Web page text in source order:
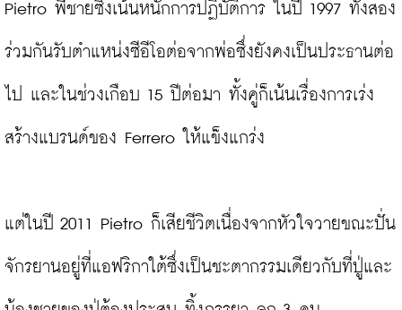
Pietro พี่ชายซึ่งเน้นหนักการปฏิบัติการ ในปี 1997 ทั้งสอง
ร่วมกันรับตำแหน่งซีอีโอต่อจากพ่อซึ่งยังคงเป็นประธานต่อ
ไป และในช่วงเกือบ 15 ปีต่อมา ทั้งคู่ก็เน้นเรื่องการเร่ง
สร้างแบรนด์ของ Ferrero ให้แข็งแกร่ง
แต่ในปี 2011 Pietro ก็เสียชีวิตเนื่องจากหัวใจวายขณะปั่น
จักรยานอยู่ที่แอฟริกาใต้ซึ่งเป็นชะตากรรมเดียวกับที่ปู่และ